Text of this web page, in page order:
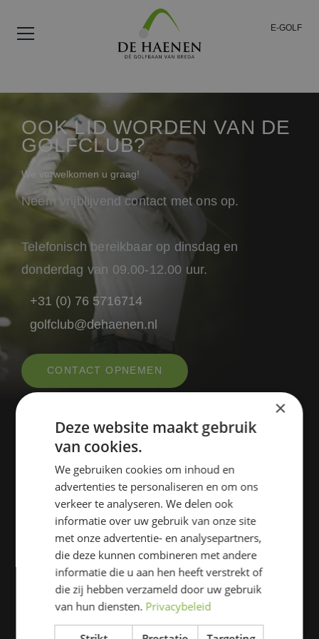
E-GOLF
OOK LID WORDEN VAN DE
GOLFCLUB?
We verwelkomen u graag!
Neem vrijblijvend contact met ons op.
Telefonisch bereikbaar op dinsdag en
donderdag van 09.00-12.00 uur.
+31 (0) 76 5716714
golfclub@dehaenen.nl
CONTACT OPNEMEN
Laan der Continenten 70
4847DG Teteringen (Breda)
+31 (0) 76 5716714
(Di/Do van 09.00 tot 12.00 uur)
×
Deze website maakt gebruik
van cookies.
We gebruiken cookies om inhoud en
advertenties te personaliseren en om ons
verkeer te analyseren. We delen ook
informatie over uw gebruik van onze site
met onze advertentie- en analysepartners,
die deze kunnen combineren met andere
informatie die u aan hen heeft verstrekt of
die zij hebben verzameld door uw gebruik
van hun diensten. Privacybeleid